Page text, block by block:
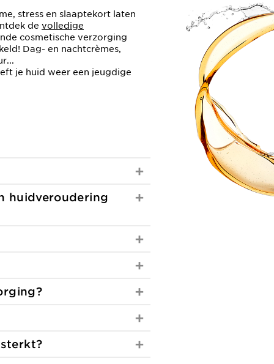
stress en slaaptekort laten
de volledige
cosmetische verzorging
Dag- en nachtcrèmes,
je huid weer een jeugdige
huidveroudering